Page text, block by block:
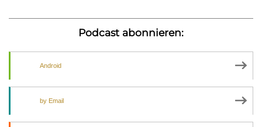
Podcast abonnieren:
Android
by Email